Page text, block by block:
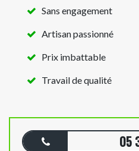
Sans engagement
Artisan passionné
Prix imbattable
Travail de qualité
05